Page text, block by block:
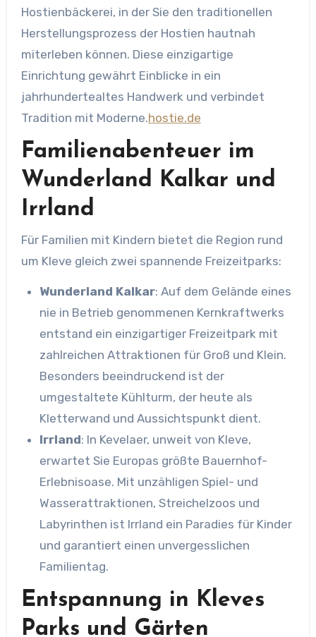
Hostienbäckerei, in der Sie den traditionellen
Herstellungsprozess der Hostien hautnah
miterleben können. Diese einzigartige
Einrichtung gewährt Einblicke in ein
jahrhundertealtes Handwerk und verbindet
Tradition mit Moderne.​hostie.de
Familienabenteuer im
Wunderland Kalkar und
Irrland
Für Familien mit Kindern bietet die Region rund
um Kleve gleich zwei spannende Freizeitparks:
Wunderland Kalkar: Auf dem Gelände eines
nie in Betrieb genommenen Kernkraftwerks
entstand ein einzigartiger Freizeitpark mit
zahlreichen Attraktionen für Groß und Klein.
Besonders beeindruckend ist der
umgestaltete Kühlturm, der heute als
Kletterwand und Aussichtspunkt dient.​
Irrland: In Kevelaer, unweit von Kleve,
erwartet Sie Europas größte Bauernhof-
Erlebnisoase. Mit unzähligen Spiel- und
Wasserattraktionen, Streichelzoos und
Labyrinthen ist Irrland ein Paradies für Kinder
und garantiert einen unvergesslichen
Familientag.​
Entspannung in Kleves
Parks und Gärten